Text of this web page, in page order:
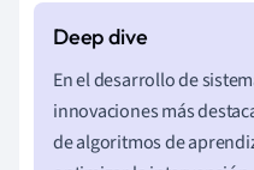
En el desarrollo de
innovaciones más
de algoritmos de